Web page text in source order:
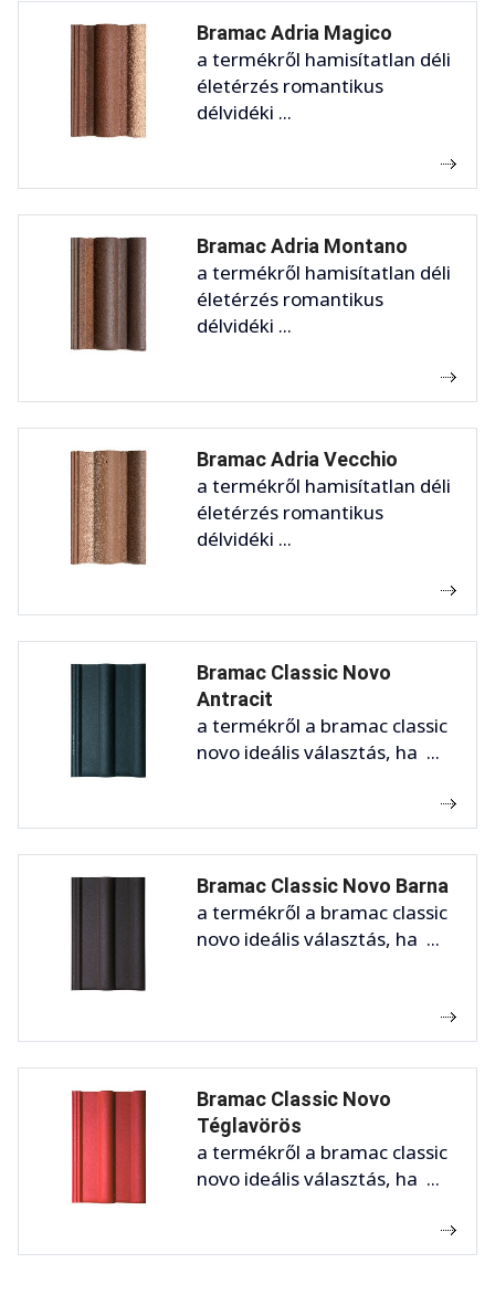
Bramac Adria Magico
a termékről hamisítatlan déli
életérzés romantikus
délvidéki ...
Bramac Adria Montano
a termékről hamisítatlan déli
életérzés romantikus
délvidéki ...
Bramac Adria Vecchio
a termékről hamisítatlan déli
életérzés romantikus
délvidéki ...
Bramac Classic Novo
Antracit
a termékről a bramac classic
novo ideális választás, ha ...
Bramac Classic Novo Barna
a termékről a bramac classic
novo ideális választás, ha ...
Bramac Classic Novo
Téglavörös
a termékről a bramac classic
novo ideális választás, ha ...